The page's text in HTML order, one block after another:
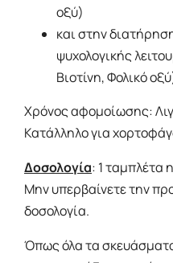
οξύ)
και στην
ψυχολογικής
Βιοτίνη, Φολικό
Χρόνος αφομοίωσης:
Κατάλληλο για
Δοσολογία: 1 ταμπλέτα
Μην υπερβαίνετε την
δοσολογία.
Όπως όλα τα